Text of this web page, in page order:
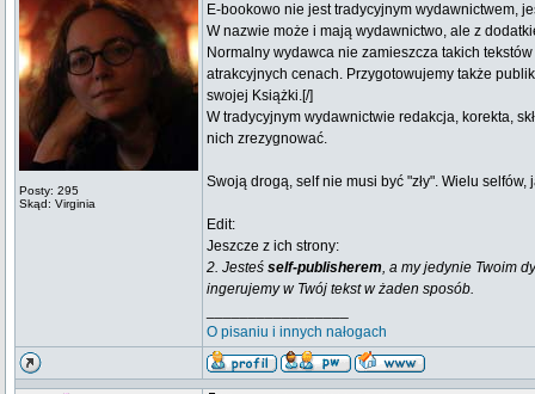
Posty: 295
Skąd: Virginia
E-bookowo nie jest tradycyjnym wydawnictwem,
W nazwie może i mają wydawnictwo, ale z
Normalny wydawca nie zamieszcza takich
atrakcyjnych cenach. Przygotowujemy także
swojej Książki.[/]
W tradycyjnym wydawnictwie redakcja, korekta,
nich zrezygnować.
Swoją drogą, self nie musi być "zły". Wielu
Edit:
Jeszcze z ich strony:
2. Jesteś self-publisherem, a my jedynie Twoim
ingerujemy w Twój tekst w żaden sposób.
O pisaniu i innych nałogach